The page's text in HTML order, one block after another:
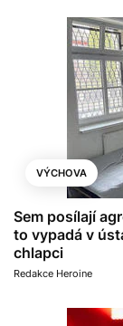
VÝCHOVA
Sem posílají
to vypadá v
chlapci
Redakce Heroine